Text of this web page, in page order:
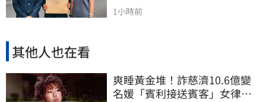
1小時前
其他人也在看
爽睡黃金堆！詐慈濟10.6億變
名媛「賓利接送賓客」女律師